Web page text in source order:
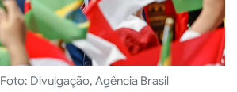
Foto: Divulgação, Agência Brasil